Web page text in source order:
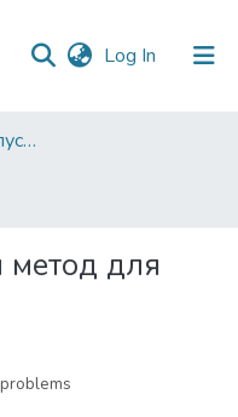
Log In (current)
01. Кваліфікаційні випускні роботи здобувачів вищої освіти
метод для